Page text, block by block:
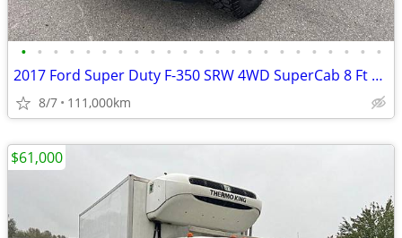
• • • • • • • • • • • • • • • • • • • • • • •
2017 Ford Super Duty F-350 SRW 4WD SuperCab 8 Ft Box XL
8/7 111,000km
$61,000